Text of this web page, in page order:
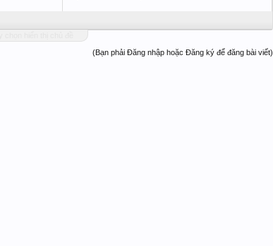
(Bạn phải Đăng nhập hoặc Đăng ký để đăng bài viết)